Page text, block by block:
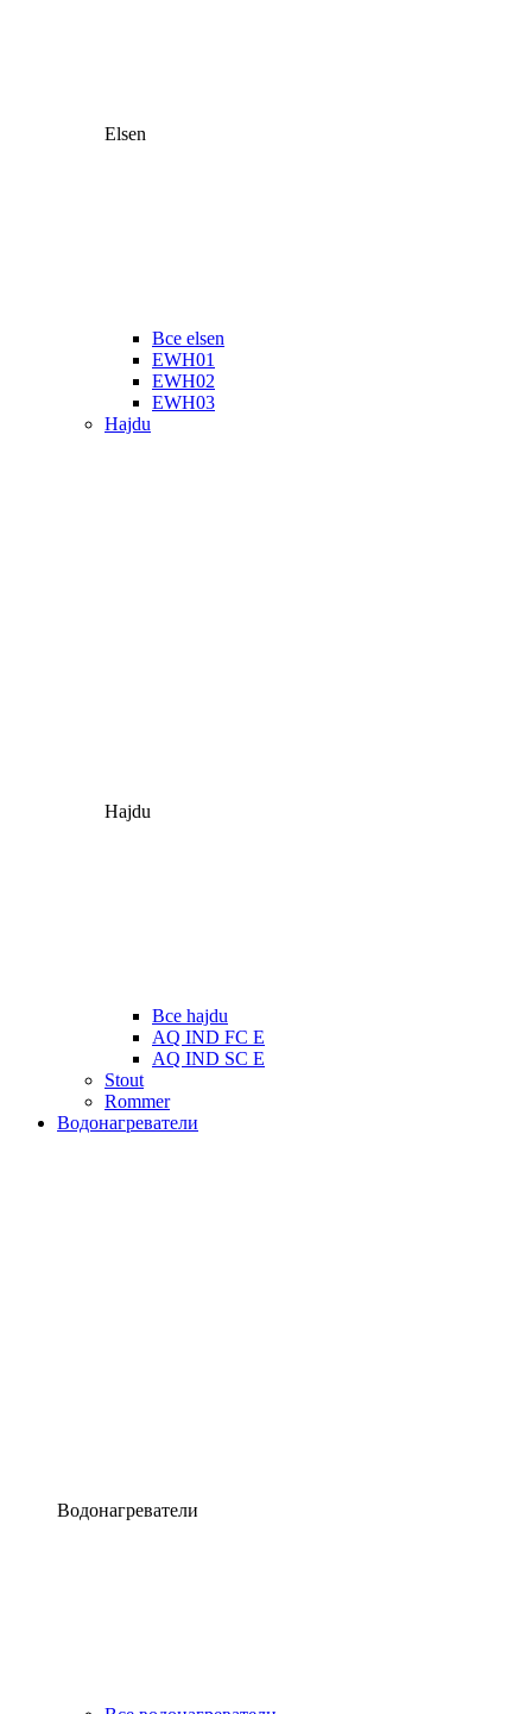
Elsen
Все elsen
EWH01
EWH02
EWH03
Hajdu
Hajdu
Все hajdu
AQ IND FC E
AQ IND SC E
Stout
Rommer
Водонагреватели
Водонагреватели